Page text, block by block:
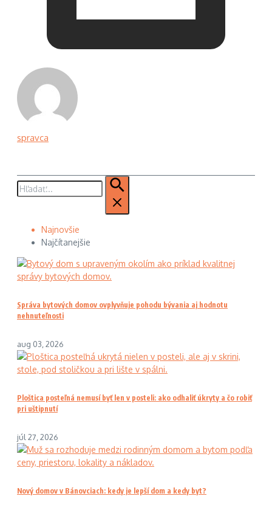
spravca
Hľadať:
Najnovšie
Najčítanejšie
Správa bytových domov ovplyvňuje pohodu bývania aj hodnotu
nehnuteľnosti
aug 03, 2026
Ploštica posteľná nemusí byť len v posteli: ako odhaliť úkryty a čo robiť
pri uštipnutí
júl 27, 2026
Nový domov v Bánovciach: kedy je lepší dom a kedy byt?